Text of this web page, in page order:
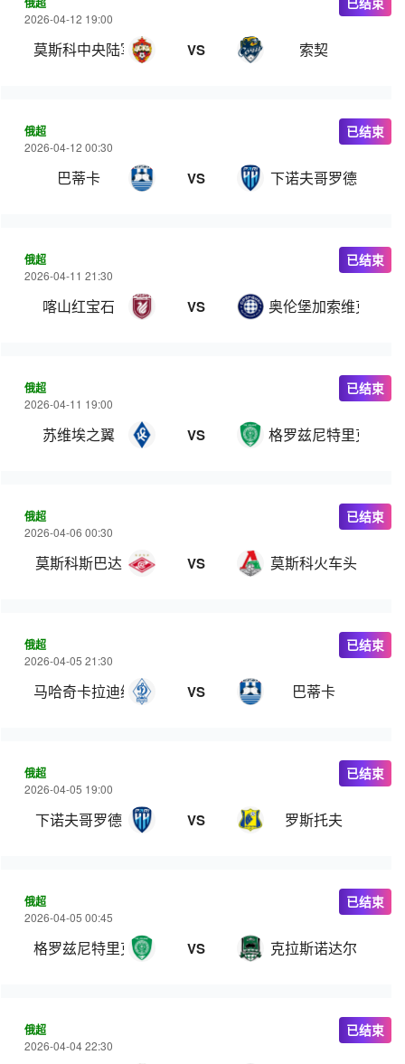
2026-04-12 19:00
莫斯科中央陆军 VS 索契
俄超
2026-04-12 00:30
巴蒂卡 VS 下诺夫哥罗德
已结束
俄超
2026-04-11 21:30
喀山红宝石 VS 奥伦堡加索维克
已结束
俄超
2026-04-11 19:00
苏维埃之翼 VS 格罗兹尼特里克
已结束
俄超
2026-04-06 00:30
莫斯科斯巴达 VS 莫斯科火车头
已结束
俄超
2026-04-05 21:30
马哈奇卡拉迪纳摩 VS 巴蒂卡
已结束
俄超
2026-04-05 19:00
下诺夫哥罗德 VS 罗斯托夫
已结束
俄超
2026-04-05 00:45
格罗兹尼特里克 VS 克拉斯诺达尔
已结束
俄超
2026-04-04 22:30
已结束